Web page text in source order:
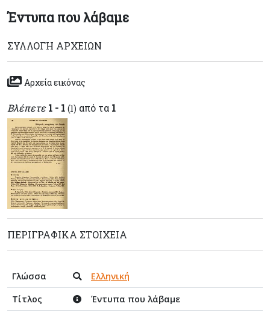
Έντυπα που λάβαμε
ΣΥΛΛΟΓΉ ΑΡΧΕΊΩΝ
Αρχεία εικόνας
Βλέπετε 1 - 1 (1) από τα 1
ΠΕΡΙΓΡΑΦΙΚΆ ΣΤΟΙΧΕΊΑ
Γλώσσα
Ελληνική
Τίτλος
Έντυπα που λάβαμε